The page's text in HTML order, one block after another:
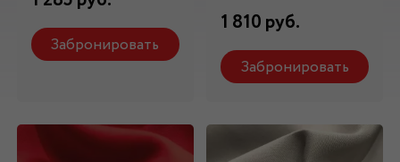
Забронировать
1 810 руб.
Забронировать